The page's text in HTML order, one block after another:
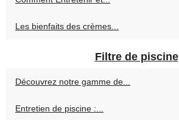
Les bienfaits des crèmes...
Filtre de piscine
Découvrez notre gamme de...
Entretien de piscine :...